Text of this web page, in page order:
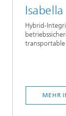
Isabella
Hybrid-
transportable
MEHR